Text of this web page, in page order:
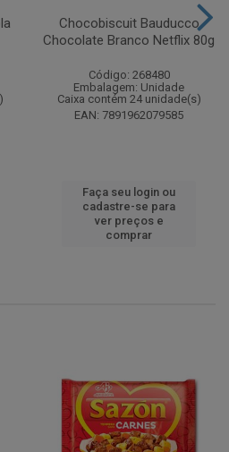
Chocobiscuit Bauducco
Chocolate Branco Netflix 80g
Código: 268480
Embalagem: Unidade
Caixa contém 24 unidade(s)
EAN: 7891962079585
Faça seu login ou
cadastre-se para
ver preços e
comprar